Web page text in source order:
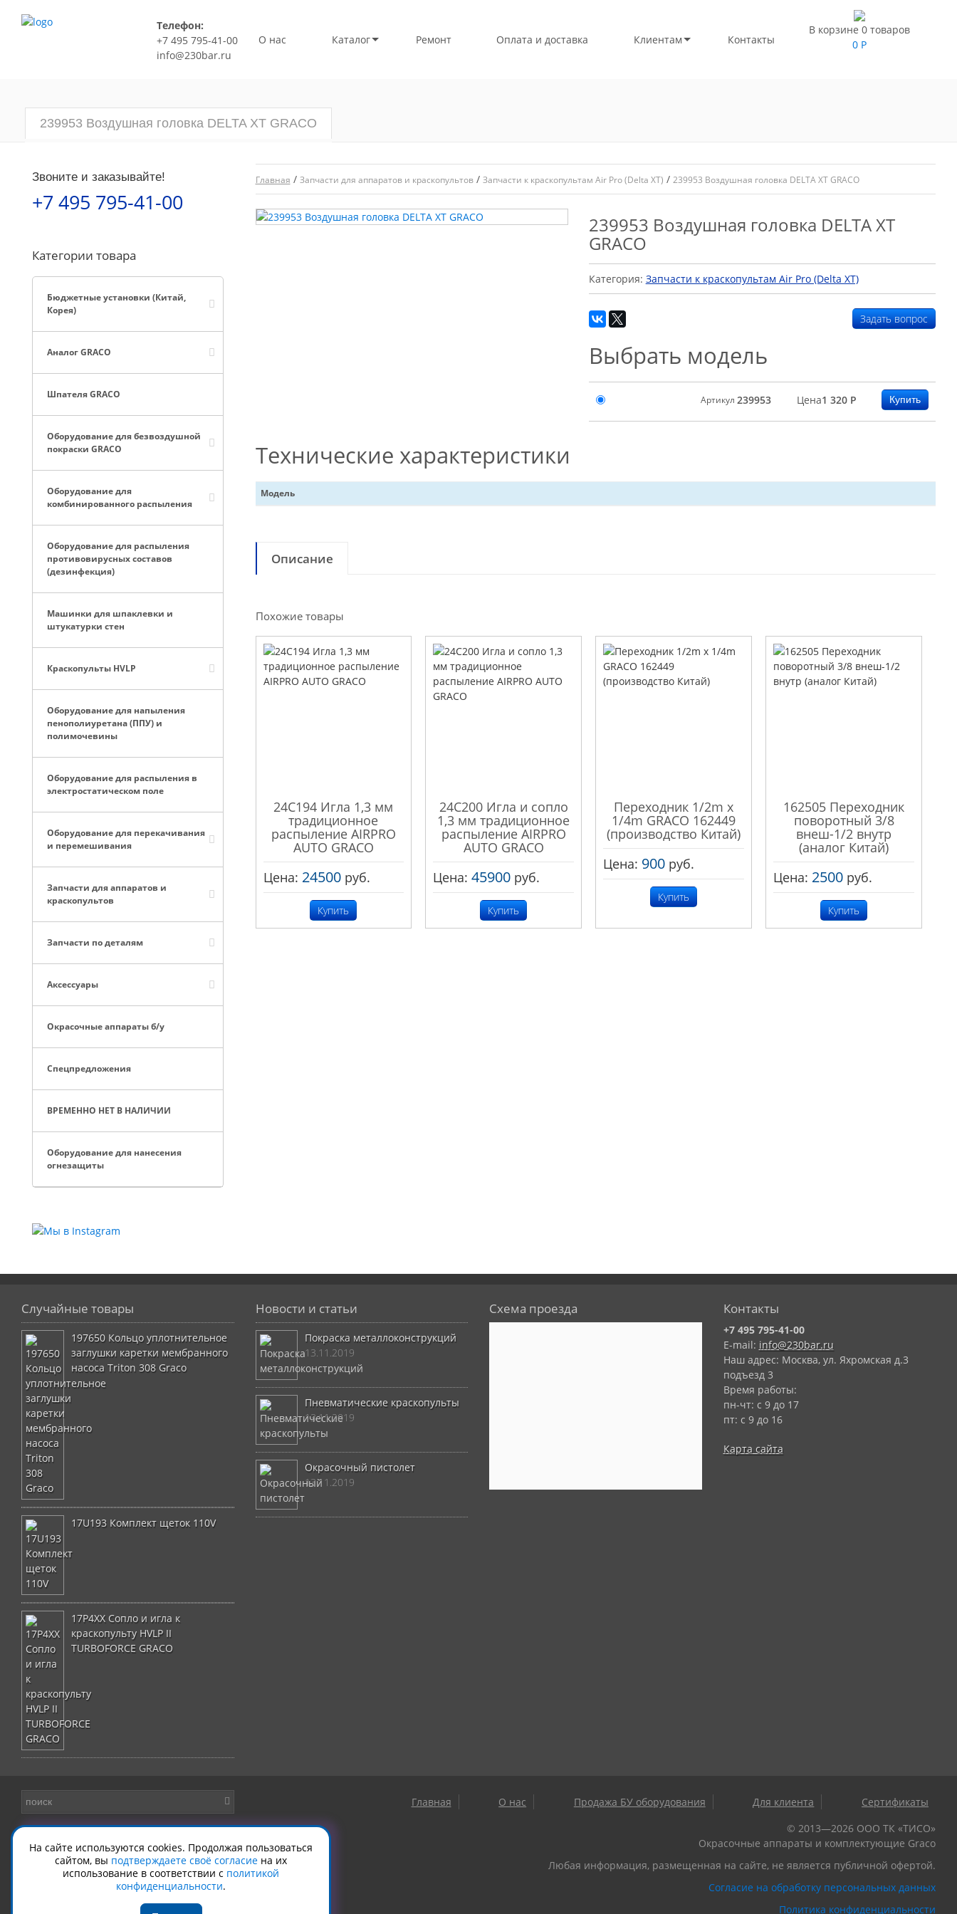
Телефон:
+7 495 795-41-00
info@230bar.ru
О нас Каталог Ремонт Оплата и доставка Клиентам Контакты
В корзине 0 товаров
0 Р
239953 Воздушная головка DELTA XT GRACO
Звоните и заказывайте!
+7 495 795-41-00
Категории товара
Бюджетные установки (Китай,
Корея)
Аналог GRACO
Шпателя GRACO
Оборудование для безвоздушной
покраски GRACO
Оборудование для
комбинированного распыления
Оборудование для распыления
противовирусных составов
(дезинфекция)
Машинки для шпаклевки и
штукатурки стен
Краскопульты HVLP
Оборудование для напыления
пенополиуретана (ППУ) и
полимочевины
Оборудование для распыления в
электростатическом поле
Оборудование для перекачивания
и перемешивания
Запчасти для аппаратов и
краскопультов
Запчасти по деталям
Аксессуары
Окрасочные аппараты б/у
Спецпредложения
ВРЕМЕННО НЕТ В НАЛИЧИИ
Оборудование для нанесения
огнезащиты
Главная / Запчасти для аппаратов и краскопультов/ Запчасти к краскопультам Air Pro (Delta XT) / 239953 Воздушная головка DELTA XT GRACO
239953 Воздушная головка DELTA XT
GRACO
Категория: Запчасти к краскопультам Air Pro (Delta XT)
Задать вопрос
Выбрать модель
Артикул 239953 Цена1 320 Р
Технические характеристики
Модель
Описание
Похожие товары
24C194 Игла 1,3 мм
традиционное
распыление AIRPRO
AUTO GRACO
Цена: 24500руб.
Купить
24C200 Игла и сопло
1,3 мм традиционное
распыление AIRPRO
AUTO GRACO
Цена:45900 руб.
Купить
Переходник 1/2m x
1/4m GRACO 162449
(производство Китай)
Цена: 900 руб.
Купить
162505 Переходник
поворотный 3/8
внеш-1/2 внутр
(аналог Китай)
Цена: 2500 руб.
Купить
Случайные товары
197650 Кольцо уплотнительное
заглушки каретки мембранного
насоса Triton 308 Graco
17U193 Комплект щеток 110V
17P4XX Сопло и игла к
краскопульту HVLP II
TURBOFORCE GRACO
Новости и статьи
Покраска металлоконструкций
13.11.2019
Пневматические краскопульты
13.11.2019
Окрасочный пистолет
13.11.2019
Схема проезда Контакты
+7 495 795-41-00
E-mail: info@230bar.ru
Наш адрес: Москва, ул. Яхромская д.3
подъезд 3
Время работы:
пн-чт: с 9 до 17
пт: с 9 до 16
Карта сайта
Главная О нас Продажа БУ оборудования Для клиента
Сертификаты
© 2013—2026 ООО ТК «ТИСО»
Окрасочные аппараты и комплектующие Graco
Любая информация, размещенная на сайте, не является публичной офертой.
Согласие на обработку персональных данных
Политика конфиденциальности
На сайте используются cookies. Продолжая пользоваться
сайтом, вы подтверждаете своё согласие на их
использование в соответствии с политикой
конфиденциальности.